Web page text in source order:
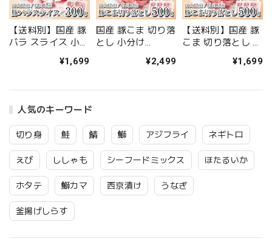
人気のキーワード
切り身 鮭 鯖 鰤 アジフライ ネギトロ
えび ししゃも シーフードミックス ほたるいか
ホタテ 鰤カマ 西京漬け うなぎ
釜揚げしらす
【送料別】国産 豚
バラ スライス 小分
ック) 冷凍 豚 豚肉
しゃぶ 富山ポーク
能登豚【送料無料
冷凍商品と同梱注
文で送料無料】富
山県 石川県 国内加
工 小分けパックで
使いやすい 【C配
送：冷凍】
¥1,699
国産 豚こま 切り落
とし 小分け
ク) 冷凍 豚肉 豚 小
こま切れ 富山ポー
【C配送：冷凍】
¥2,499
【送料別】国産 豚
こま 切り落とし 小
パック) 冷凍 豚肉
ま切れ 富山ポーク
文で送料無料】富
山県 石川県 国内加
工 小分けパックで
使いやすい 【C配
送：冷凍】
¥1,699